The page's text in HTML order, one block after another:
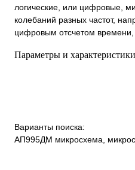
логические, или цифровые,
колебаний разных частот,
цифровым отсчетом
Параметры и
Варианты поиска:
АП995ДМ микросхема,